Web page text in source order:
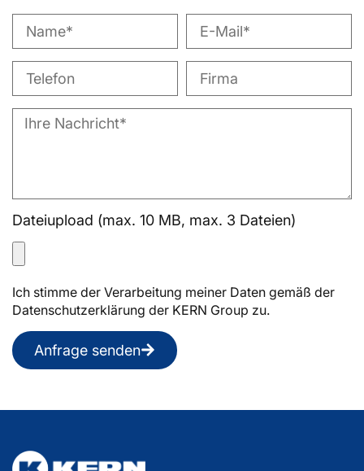
Dateiupload (max. 10 MB, max. 3 Dateien)
Ich stimme der Verarbeitung meiner Daten gemäß der
Datenschutzerklärung der KERN Group zu.
Anfrage senden